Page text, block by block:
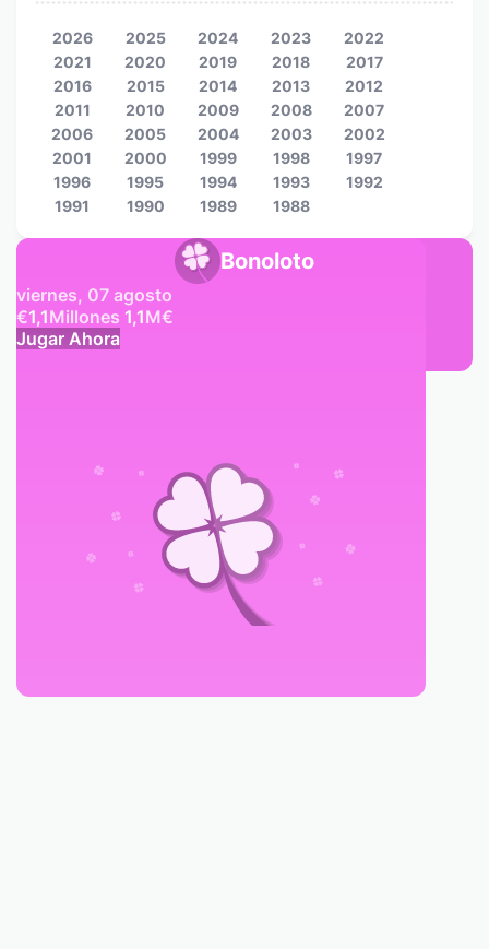
Bonoloto
viernes, 07 agosto
€1,1Millones 1,1M€
Jugar Ahora
2026 2025 2024 2023
2022
2021
2020 2019 2018
2017
2016
2015 2014 2013
2012
2011
2010 2009 2008
2007
2006
2005 2004 2003
2002
2001
2000 1999 1998
1997
1996
1995 1994 1993
1992
1991
1990 1989 1988